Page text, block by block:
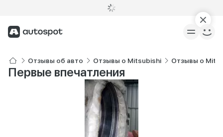
Отзывы об авто Отзывы о Mitsubishi Отзывы о
Первые впечатления